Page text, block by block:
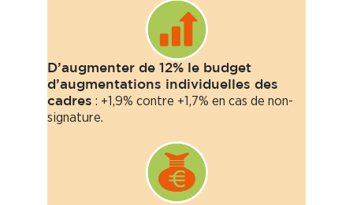
D’augmenter de 12% le budget
d’augmentations individuelles des
cadres : +1,9% contre +1,7% en cas de non-
signature.